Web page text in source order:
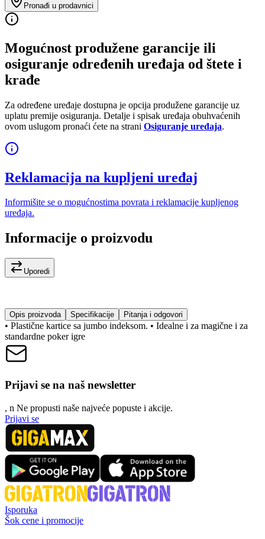
Pronađi u prodavnici
Mogućnost produžene garancije ili
osiguranje određenih uređaja od štete i
krađe
Za određene uređaje dostupna je opcija produžene garancije uz
uplatu premije osiguranja. Detalje i spisak uređaja obuhvaćenih
ovom uslugom pronaći ćete na strani Osiguranje uređaja.
Reklamacija na kupljeni uređaj
Informišite se o mogućnostima povrata i reklamacije kupljenog
uređaja.
Informacije o proizvodu
Uporedi
Opis proizvoda Specifikacije Pitanja i odgovori
• Plastične kartice sa jumbo indeksom. • Idealne i za magične i za
standardne poker igre
Prijavi se na naš newsletter
, n Ne propusti naše najveće popuste i akcije.
Prijavi se
Isporuka
Šok cene i promocije